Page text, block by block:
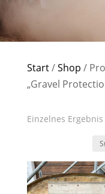
Start/Shop /
„Gravel
Einzelnes